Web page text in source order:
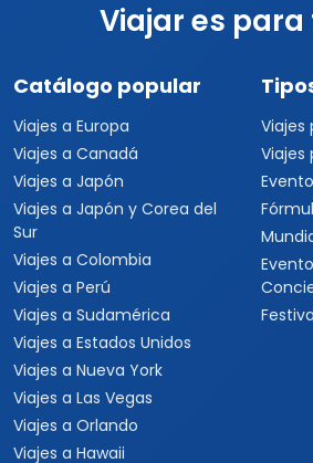
Viajar es
Catálogo popular
Viajes a Europa
Viajes a Canadá
Viajes a Japón
Viajes a Japón y Corea del
Sur
Viajes a Colombia
Viajes a Perú
Viajes a Sudamérica
Viajes a Estados Unidos
Viajes a Nueva York
Viajes a Las Vegas
Viajes a Orlando
Viajes a Hawaii
Viajes
Viajes